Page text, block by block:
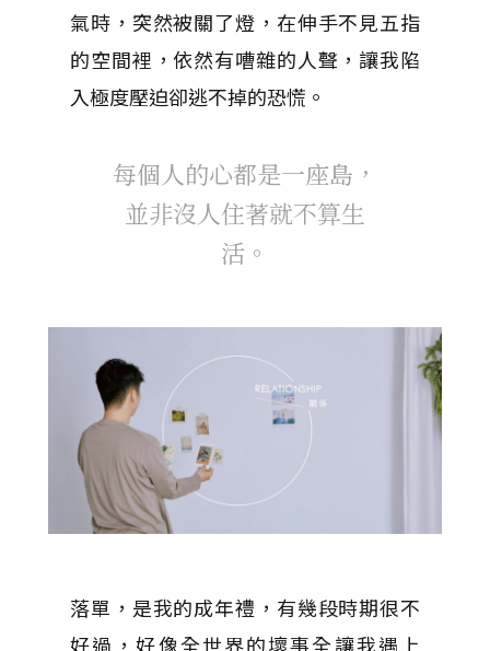
氣時，突然被關了燈，在伸手不見五指
的空間裡，依然有嘈雜的人聲，讓我陷
入極度壓迫卻逃不掉的恐慌。
每個人的心都是一座島，
並非沒人住著就不算生
活。
落單，是我的成年禮，有幾段時期很不
好過，好像全世界的壞事全讓我遇上